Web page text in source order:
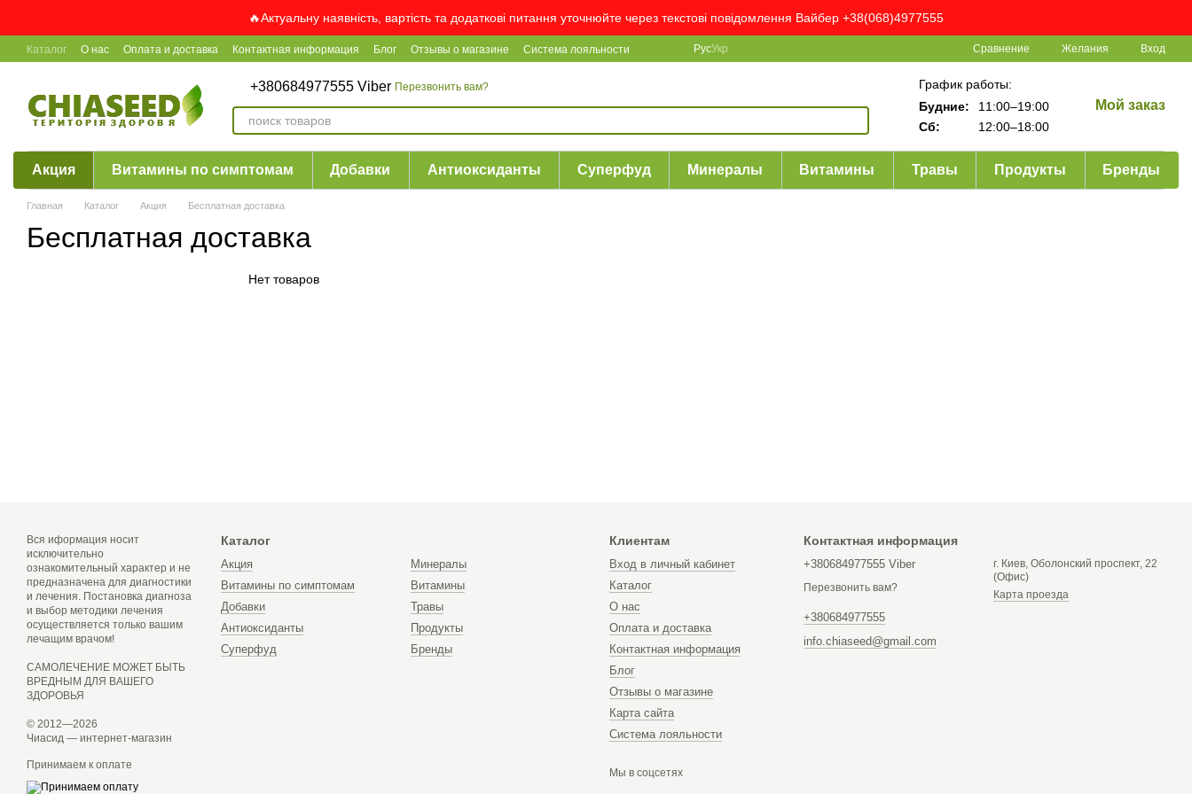
🔥Актуальну наявність, вартість та додаткові питання уточнюйте через текстові повідомлення Вайбер +38(068)4977555
Каталог О нас Оплата и доставка Контактная информация Блог Отзывы о магазине Система лояльности РусУкр Сравнение Желания Вход
+380684977555 Viber Перезвонить вам?
График работы:
Будние:
11:00–19:00
Сб:
12:00–18:00
Мой заказ
Акция Витамины по симптомам Добавки Антиоксиданты Суперфуд Минералы Витамины Травы Продукты Бренды
Главная Каталог Акция Бесплатная доставка
Бесплатная доставка
Нет товаров
Вся иформация носит
исключительно
ознакомительный характер и не
предназначена для диагностики
и лечения. Постановка диагноза
и выбор методики лечения
осуществляется только вашим
лечащим врачом!
САМОЛЕЧЕНИЕ МОЖЕТ БЫТЬ
ВРЕДНЫМ ДЛЯ ВАШЕГО
ЗДОРОВЬЯ
© 2012—2026
Чиасид — интернет-магазин
Принимаем к оплате
Каталог
Акция
Витамины по симптомам
Добавки
Антиоксиданты
Суперфуд
Минералы
Витамины
Травы
Продукты
Бренды
Клиентам
Вход в личный кабинет
Каталог
О нас
Оплата и доставка
Контактная информация
Блог
Отзывы о магазине
Карта сайта
Система лояльности
Мы в соцсетях
Контактная информация
+380684977555 Viber
Перезвонить вам?
+380684977555
info.chiaseed@gmail.com
г. Киев, Оболонский проспект, 22
(Офис)
Карта проезда